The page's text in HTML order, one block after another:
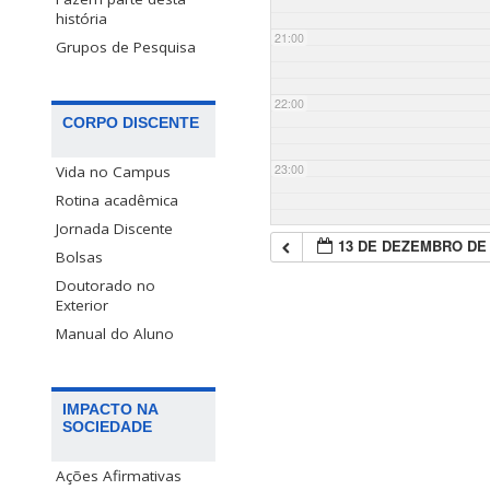
história
Grupos de Pesquisa
CORPO DISCENTE
Vida no Campus
Rotina acadêmica
Jornada Discente
Bolsas
Doutorado no
Exterior
Manual do Aluno
IMPACTO NA
SOCIEDADE
Ações Afirmativas
21:00
22:00
23:00
13 DE DEZEMBRO